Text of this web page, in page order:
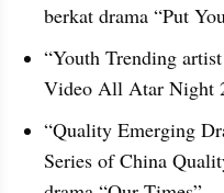
berkat drama “Put
“Youth Trending
Video All Atar Night
“Quality Emerging
Series of China